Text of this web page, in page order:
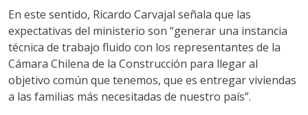
En este sentido, Ricardo Carvajal señala que las
expectativas del ministerio son “generar una instancia
técnica de trabajo fluido con los representantes de la
Cámara Chilena de la Construcción para llegar al
objetivo común que tenemos, que es entregar viviendas
a las familias más necesitadas de nuestro país”.